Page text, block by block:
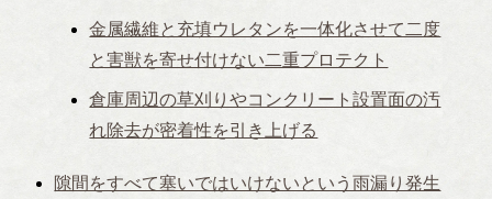
金属繊維と充填ウレタンを一体化させて二度
と害獣を寄せ付けない二重プロテクト
倉庫周辺の草刈りやコンクリート設置面の汚
れ除去が密着性を引き上げる
隙間をすべて塞いではいけないという雨漏り発生